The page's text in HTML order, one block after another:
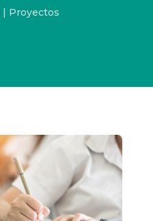
| Proyectos